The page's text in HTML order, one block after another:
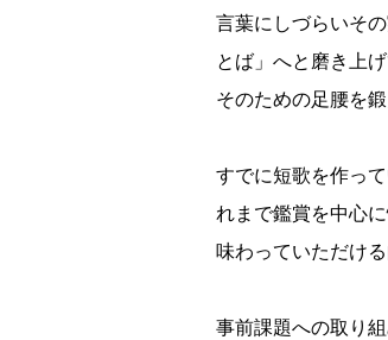
言葉にしづらいそ
とば」へと磨き上げ
そのための足腰を
すでに短歌を作っ
れまで鑑賞を中心
味わっていただける
事前課題への取り